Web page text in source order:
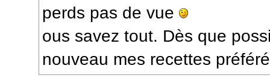
perds pas de vue
ous savez tout. Dès que
nouveau mes recettes